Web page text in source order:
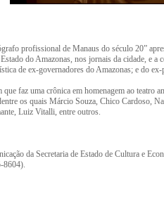
profissional de Manaus do século 20”
do Amazonas, nos jornais da cidade, e a
de ex-governadores do Amazonas; e do
que faz uma crônica em homenagem ao teatro
os quais Márcio Souza, Chico Cardoso,
Luiz Vitalli, entre outros.
da Secretaria de Estado de Cultura e
8604).